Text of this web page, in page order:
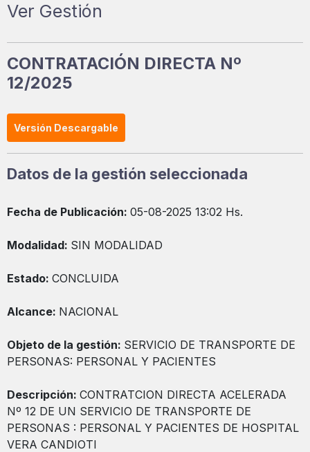
Ver Gestión
CONTRATACIÓN DIRECTA Nº
12/2025
Versión Descargable
Datos de la gestión seleccionada
Fecha de Publicación: 05-08-2025 13:02 Hs.
Modalidad: SIN MODALIDAD
Estado: CONCLUIDA
Alcance: NACIONAL
Objeto de la gestión: SERVICIO DE TRANSPORTE DE
PERSONAS: PERSONAL Y PACIENTES
Descripción: CONTRATCION DIRECTA ACELERADA
Nº 12 DE UN SERVICIO DE TRANSPORTE DE
PERSONAS : PERSONAL Y PACIENTES DE HOSPITAL
VERA CANDIOTI